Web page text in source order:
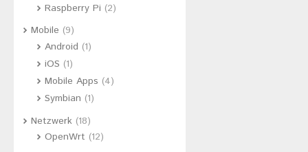
Raspberry Pi (2)
Mobile (9)
Android (1)
iOS (1)
Mobile Apps (4)
Symbian (1)
Netzwerk (18)
OpenWrt (12)